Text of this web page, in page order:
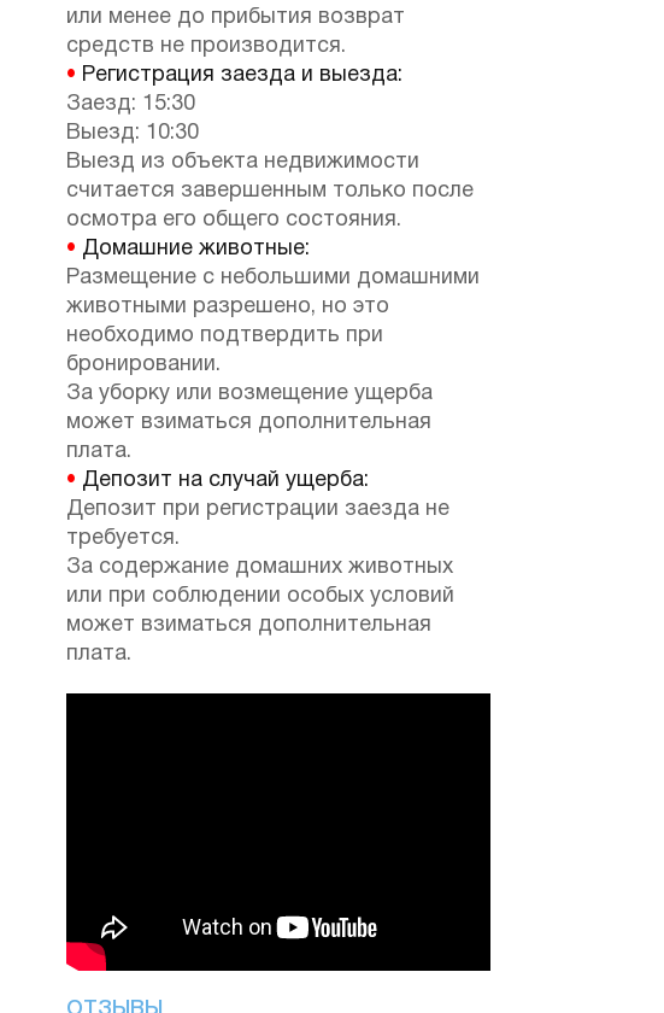
или менее до прибытия возврат
средств не производится.
• Регистрация заезда и выезда:
Заезд: 15:30
Выезд: 10:30
Выезд из объекта недвижимости
считается завершенным только после
осмотра его общего состояния.
• Домашние животные:
Размещение с небольшими домашними
животными разрешено, но это
необходимо подтвердить при
бронировании.
За уборку или возмещение ущерба
может взиматься дополнительная
плата.
• Депозит на случай ущерба:
Депозит при регистрации заезда не
требуется.
За содержание домашних животных
или при соблюдении особых условий
может взиматься дополнительная
плата.
ОТЗЫВЫ